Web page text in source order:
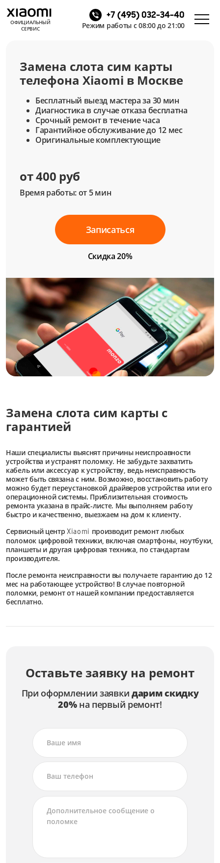
ОФИЦИАЛЬНЫЙ
СЕРВИС
+7 (495) 032-34-40
Режим работы с 08:00 до 21:00
Замена слота сим карты
телефона Xiaomi в Москве
Бесплатный выезд мастера за 30 мин
Диагностика в случае отказа бесплатна
Срочный ремонт в течение часа
Гарантийное обслуживание до 12 мес
Оригинальные комплектующие
от 400 руб
Время работы: от 5 мин
Записаться
Скидка 20%
Замена слота сим карты с
гарантией
Наши специалисты выяснят причины неиспроавности
устройства и устранят поломку. Не забудьте захватить
кабель или аксессуар к устройству, ведь неисправность
может быть связана с ним. Возможно, восстановить работу
можно будет переустановкой драйверов устройства или его
операционной системы. Приблизительная стоимость
ремонта указана в прайс-листе. Мы выполняем работу
быстро и качественно, выезжаем на дом к клиенту.
Сервисный центрXiaomi производит ремонт любых
поломок цифровой техники, включая смартфоны, ноутбуки,
планшеты и другая цифровая техника, по стандартам
производителя.
После ремонта неисправности вы получаете гарантию до 12
мес на работающее устройство! В случае повторной
поломки, ремонт от нашей компании предоставляется
бесплатно.
Оставьте заявку на ремонт
При оформлении заявки дарим скидку
20%на первый ремонт!